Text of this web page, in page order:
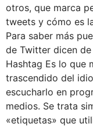
otros, que marca
tweets y cómo es
Para saber más
de Twitter dicen
Hashtag Es lo que
trascendido del
escucharlo en
medios. Se trata
«etiquetas» que